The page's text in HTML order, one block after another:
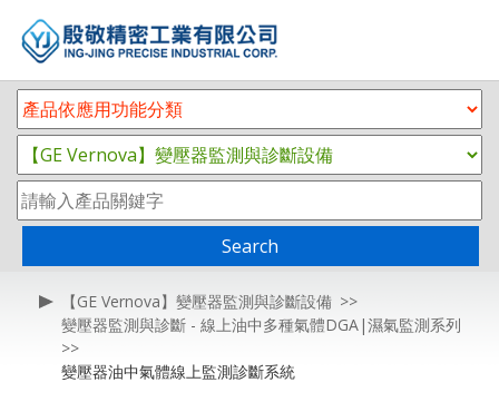
Search
【GE Vernova】變壓器監測與診斷設備
變壓器監測與診斷 - 線上油中多種氣體DGA|濕氣監測系列
變壓器油中氣體線上監測診斷系統